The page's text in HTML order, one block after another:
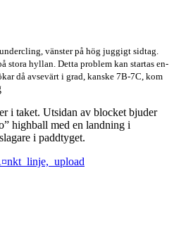
vänster på hög juggigt sidtag.
stora hyllan. Detta problem kan startas en-
då avsevärt i grad, kanske 7B-7C, kom
i taket. Utsidan av blocket bjuder
highball med en landning i
i paddtyget.